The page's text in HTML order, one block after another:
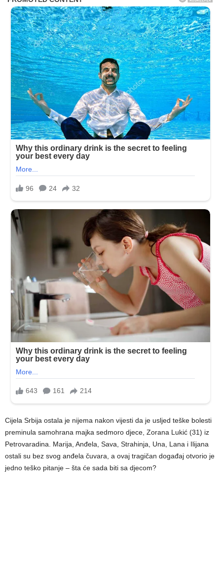
Cijela Srbija ostala je nijema nakon vijesti da je usljed teške bolesti
preminula samohrana majka sedmoro djece, Zorana Lukić (31) iz
Petrovaradina. Marija, Anđela, Sava, Strahinja, Una, Lana i Ilijana
ostali su bez svog anđela čuvara, a ovaj tragičan događaj otvorio je
jedno teško pitanje – šta će sada biti sa djecom?